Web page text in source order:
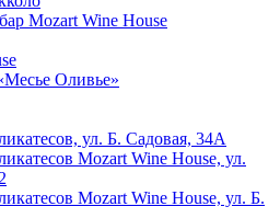
Mozart Wine House
Оливье»
ул. Б. Садовая, 34А
Mozart Wine House, ул.
Mozart Wine House, ул. Б.